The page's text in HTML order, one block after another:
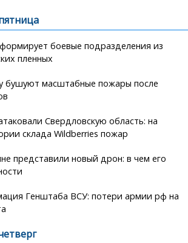
боевые подразделения из
пленных
бушуют масштабные пожары после
Свердловскую область: на
склада Wildberries пожар
представили новый дрон: в чем его
Генштаба ВСУ: потери армии рф на